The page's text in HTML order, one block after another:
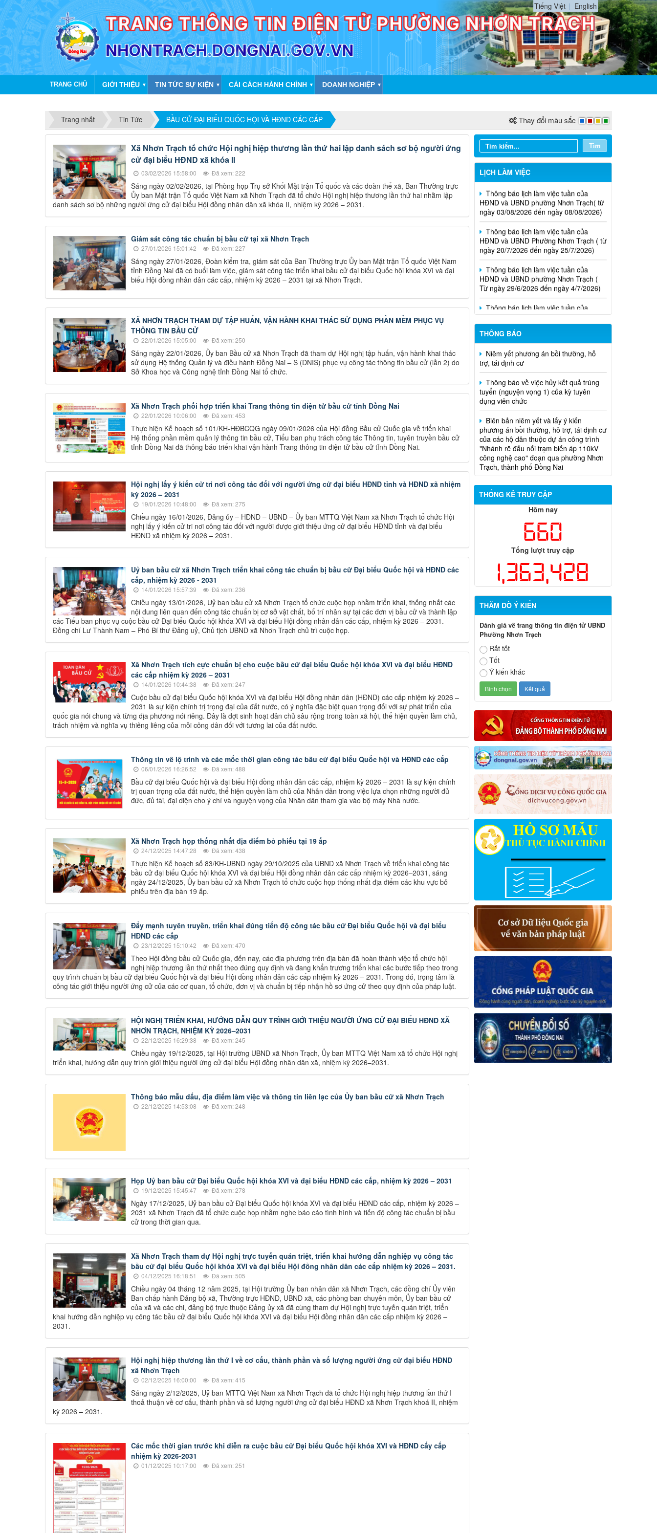
Tiếng Việt English
TRANG CHỦ GIỚI THIỆU ▼ TIN TỨC SỰ KIỆN ▼ CẢI CÁCH HÀNH CHÍNH ▼ DOANH NGHIỆP ▼
Trang nhất Tin Tức BẦU CỬ ĐẠI BIỂU QUỐC HỘI VÀ HĐND CÁC CẤP Thay đổi màu sắc
Xã Nhơn Trạch tổ chức Hội nghị hiệp thương lần thứ hai lập danh sách sơ bộ người ứng
cử đại biểu HĐND xã khóa II
03/02/2026 15:58:00 Đã xem: 222
Sáng ngày 02/02/2026, tại Phòng họp Trụ sở Khối Mặt trận Tổ quốc và các đoàn thể xã, Ban Thường trực
Ủy ban Mặt trận Tổ quốc Việt Nam xã Nhơn Trạch đã tổ chức Hội nghị hiệp thương lần thứ hai nhằm lập
danh sách sơ bộ những người ứng cử đại biểu Hội đồng nhân dân xã khóa II, nhiệm kỳ 2026 – 2031.
Giám sát công tác chuẩn bị bầu cử tại xã Nhơn Trạch
27/01/2026 15:01:42 Đã xem: 227
Sáng ngày 27/01/2026, Đoàn kiểm tra, giám sát của Ban Thường trực Ủy ban Mặt trận Tổ quốc Việt Nam
tỉnh Đồng Nai đã có buổi làm việc, giám sát công tác triển khai bầu cử đại biểu Quốc hội khóa XVI và đại
biểu Hội đồng nhân dân các cấp, nhiệm kỳ 2026 – 2031 tại xã Nhơn Trạch.
XÃ NHƠN TRẠCH THAM DỰ TẬP HUẤN, VẬN HÀNH KHAI THÁC SỬ DỤNG PHẦN MỀM PHỤC VỤ
THÔNG TIN BẦU CỬ
22/01/2026 15:05:00 Đã xem: 250
Sáng ngày 22/01/2026, Ủy ban Bầu cử xã Nhơn Trạch đã tham dự Hội nghị tập huấn, vận hành khai thác
sử dụng Hệ thống Quản lý và điều hành Đồng Nai – S (DNIS) phục vụ công tác thông tin bầu cử (lần 2) do
Sở Khoa học và Công nghệ tỉnh Đồng Nai tổ chức.
Xã Nhơn Trạch phối hợp triển khai Trang thông tin điện tử bầu cử tỉnh Đồng Nai
22/01/2026 10:06:00 Đã xem: 453
Thực hiện Kế hoạch số 101/KH-HĐBCQG ngày 09/01/2026 của Hội đồng Bầu cử Quốc gia về triển khai
Hệ thống phần mềm quản lý thông tin bầu cử, Tiểu ban phụ trách công tác Thông tin, tuyên truyền bầu cử
tỉnh Đồng Nai đã thông báo triển khai vận hành Trang thông tin điện tử bầu cử tỉnh Đồng Nai.
Hội nghị lấy ý kiến cử tri nơi công tác đối với người ứng cử đại biểu HĐND tỉnh và HĐND xã nhiệm
kỳ 2026 – 2031
19/01/2026 10:48:00 Đã xem: 275
Chiều ngày 16/01/2026, Đảng ủy – HĐND – UBND – Ủy ban MTTQ Việt Nam xã Nhơn Trạch tổ chức Hội
nghị lấy ý kiến cử tri nơi công tác đối với người được giới thiệu ứng cử đại biểu HĐND tỉnh và đại biểu
HĐND xã nhiệm kỳ 2026 – 2031.
Uỷ ban bầu cử xã Nhơn Trạch triển khai công tác chuẩn bị bầu cử Đại biểu Quốc hội và HĐND các
cấp, nhiệm kỳ 2026 - 2031
14/01/2026 15:57:39 Đã xem: 236
Chiều ngày 13/01/2026, Uỷ ban bầu cử xã Nhơn Trạch tổ chức cuộc họp nhằm triển khai, thống nhất các
nội dung liên quan đến công tác chuẩn bị cơ sở vật chất, bố trí nhân sự tại các đơn vị bầu cử và thành lập
các Tiểu ban phục vụ cuộc bầu cử Đại biểu Quốc hội khóa XVI và đại biểu Hội đồng nhân dân các cấp, nhiệm kỳ 2026 – 2031.
Đồng chí Lư Thành Nam – Phó Bí thư Đảng uỷ, Chủ tịch UBND xã Nhơn Trạch chủ trì cuộc họp.
Xã Nhơn Trạch tích cực chuẩn bị cho cuộc bầu cử đại biểu Quốc hội khóa XVI và đại biểu HĐND
các cấp nhiệm kỳ 2026 – 2031
14/01/2026 10:44:38 Đã xem: 247
Cuộc bầu cử đại biểu Quốc hội khóa XVI và đại biểu Hội đồng nhân dân (HĐND) các cấp nhiệm kỳ 2026 –
2031 là sự kiện chính trị trọng đại của đất nước, có ý nghĩa đặc biệt quan trọng đối với sự phát triển của
quốc gia nói chung và từng địa phương nói riêng. Đây là đợt sinh hoạt dân chủ sâu rộng trong toàn xã hội, thể hiện quyền làm chủ,
trách nhiệm và nghĩa vụ thiêng liêng của mỗi công dân đối với tương lai của đất nước.
Thông tin về lộ trình và các mốc thời gian công tác bầu cử đại biểu Quốc hội và HĐND các cấp
06/01/2026 16:26:52 Đã xem: 488
Bầu cử đại biểu Quốc hội và đại biểu Hội đồng nhân dân các cấp, nhiệm kỳ 2026 – 2031 là sự kiện chính
trị quan trọng của đất nước, thể hiện quyền làm chủ của Nhân dân trong việc lựa chọn những người đủ
đức, đủ tài, đại diện cho ý chí và nguyện vọng của Nhân dân tham gia vào bộ máy Nhà nước.
Xã Nhơn Trạch họp thống nhất địa điểm bỏ phiếu tại 19 ấp
24/12/2025 14:47:28 Đã xem: 438
Thực hiện Kế hoạch số 83/KH-UBND ngày 29/10/2025 của UBND xã Nhơn Trạch về triển khai công tác
bầu cử đại biểu Quốc hội khóa XVI và đại biểu Hội đồng nhân dân các cấp nhiệm kỳ 2026–2031, sáng
ngày 24/12/2025, Ủy ban bầu cử xã Nhơn Trạch tổ chức cuộc họp thống nhất địa điểm các khu vực bỏ
phiếu trên địa bàn 19 ấp.
Đẩy mạnh tuyên truyền, triển khai đúng tiến độ công tác bầu cử Đại biểu Quốc hội và đại biểu
HĐND các cấp
23/12/2025 15:10:42 Đã xem: 470
Theo Hội đồng bầu cử Quốc gia, đến nay, các địa phương trên địa bàn đã hoàn thành việc tổ chức hội
nghị hiệp thương lần thứ nhất theo đúng quy định và đang khẩn trương triển khai các bước tiếp theo trong
quy trình chuẩn bị bầu cử đại biểu Quốc hội và đại biểu Hội đồng nhân dân các cấp nhiệm kỳ 2026 – 2031. Trong đó, trọng tâm là
công tác giới thiệu người ứng cử của các cơ quan, tổ chức, đơn vị và chuẩn bị tiếp nhận hồ sơ ứng cử theo quy định của pháp luật.
HỘI NGHỊ TRIỂN KHAI, HƯỚNG DẪN QUY TRÌNH GIỚI THIỆU NGƯỜI ỨNG CỬ ĐẠI BIỂU HĐND XÃ
NHƠN TRẠCH, NHIỆM KỲ 2026–2031
22/12/2025 16:29:38 Đã xem: 245
Chiều ngày 19/12/2025, tại Hội trường UBND xã Nhơn Trạch, Ủy ban MTTQ Việt Nam xã tổ chức Hội nghị
triển khai, hướng dẫn quy trình giới thiệu người ứng cử đại biểu Hội đồng nhân dân xã, nhiệm kỳ 2026–2031.
Thông báo mẫu dấu, địa điểm làm việc và thông tin liên lạc của Ủy ban bầu cử xã Nhơn Trạch
22/12/2025 14:53:08 Đã xem: 248
Họp Uỷ ban bầu cử Đại biểu Quốc hội khóa XVI và đại biểu HĐND các cấp, nhiệm kỳ 2026 – 2031
19/12/2025 15:45:47 Đã xem: 278
Ngày 17/12/2025, Uỷ ban bầu cử Đại biểu Quốc hội khóa XVI và đại biểu HĐND các cấp, nhiệm kỳ 2026 –
2031 xã Nhơn Trạch đã tổ chức cuộc họp nhằm nghe báo cáo tình hình và tiến độ công tác chuẩn bị bầu
cử trong thời gian qua.
Xã Nhơn Trạch tham dự Hội nghị trực tuyến quán triệt, triển khai hướng dẫn nghiệp vụ công tác
bầu cử đại biểu Quốc hội khóa XVI và đại biểu Hội đồng nhân dân các cấp nhiệm kỳ 2026 – 2031.
04/12/2025 16:18:51 Đã xem: 505
Chiều ngày 04 tháng 12 năm 2025, tại Hội trường Ủy ban nhân dân xã Nhơn Trạch, các đồng chí Ủy viên
Ban chấp hành Đảng bộ xã, Thường trực HĐND, UBND xã, các phòng ban chuyên môn, Ủy ban bầu cử
của xã và các chi, đảng bộ trực thuộc Đảng ủy xã đã cùng tham dự Hội nghị trực tuyến quán triệt, triển
khai hướng dẫn nghiệp vụ công tác bầu cử đại biểu Quốc hội khóa XVI và đại biểu Hội đồng nhân dân các cấp nhiệm kỳ 2026 –
2031.
Hội nghị hiệp thương lần thứ I về cơ cấu, thành phần và số lượng người ứng cử đại biểu HĐND
xã Nhơn Trạch
02/12/2025 16:00:00 Đã xem: 415
Sáng ngày 2/12/2025, Uỷ ban MTTQ Việt Nam xã Nhơn Trạch đã tổ chức Hội nghị hiệp thương lần thứ I
thoả thuận về cơ cấu, thành phần và số lượng người ứng cử đại biểu HĐND xã Nhơn Trạch khoá II, nhiệm
kỳ 2026 – 2031.
Các mốc thời gian trước khi diễn ra cuộc bầu cử Đại biểu Quốc hội khóa XVI và HĐND cấy cấp
nhiệm kỳ 2026-2031
01/12/2025 10:17:00 Đã xem: 251
Tìm
LỊCH LÀM VIỆC
Thông báo lịch làm việc tuần của
HĐND và UBND phường Nhơn Trạch( từ
ngày 03/08/2026 đến ngày 08/08/2026)
Thông báo lịch làm việc tuần của
HĐND và UBND Phường Nhơn Trạch ( từ
ngày 20/7/2026 đến ngày 25/7/2026)
Thông báo lịch làm việc tuần của
HĐND và UBND phường Nhơn Trạch (
Từ ngày 29/6/2026 đến ngày 4/7/2026)
Thông báo lịch làm việc tuần của
HĐND và UBND phường Nhơn Trạch (từ
ngày 15/6/2026 đến ngày 21/6/2026
Thông báo lịch tiếp công dân của Chủ
tịch Hội đồng nhân dân phường tại các
khu phố trên địa bàn phường Nhơn
Trạch năm 2026
THÔNG BÁO
Niêm yết phương án bồi thường, hỗ
trợ, tái định cư
Thông báo về việc hủy kết quả trúng
tuyển (nguyện vọng 1) của kỳ tuyên
dụng viên chức
Biên bản niêm yết và lấy ý kiến
phương án bồi thường, hỗ trợ, tái định cư
của các hộ dân thuộc dự án công trình
"Nhánh rẽ đấu nối trạm biến áp 110kV
công nghệ cao" đoạn qua phường Nhơn
Trạch, thành phố Đồng Nai
Niêm yết phương án bồi thường, hỗ
trợ, trái định cư của các hộ dân có đất bị
thu hồi và ảnh hưởng hành lang đường
điện thuộc dự án Đường dây 220kV nhà
máy điện Nhơn Trạch 3- Trạm biến áp
Biên bản về việc niêm yết phương án
bồi thường, hỗ trợ, tái định cư của các hộ
dân có đất bị thu hồi thuộc dự án nâng
cấp đường 25B cũ đoạn từ Trung tâm
huyện Nhơn Trạch ra Quốc lộ 51, huyện
Long Thành và huyện Nhơn Trạch
THỐNG KÊ TRUY CẬP
Hôm nay
660
Tổng lượt truy cập
1,363,428
THĂM DÒ Ý KIẾN
Đánh giá về trang thông tin điện tử UBND
Phường Nhơn Trạch
Rất tốt
Tốt
Ý kiến khác